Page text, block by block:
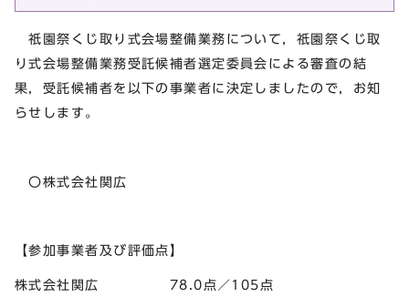
祇園祭くじ取り式会場整備業務について，祇園祭くじ取
り式会場整備業務受託候補者選定委員会による審査の結
果，受託候補者を以下の事業者に決定しましたので，お知
らせします。
〇株式会社関広
【参加事業者及び評価点】
株式会社関広 78.0点／105点